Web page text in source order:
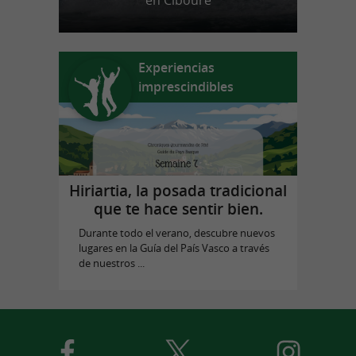
Experiencias
imprescindibles
Hiriartia, la posada tradicional
que te hace sentir bien.
Durante todo el verano, descubre nuevos
lugares en la Guía del País Vasco a través
de nuestros ...